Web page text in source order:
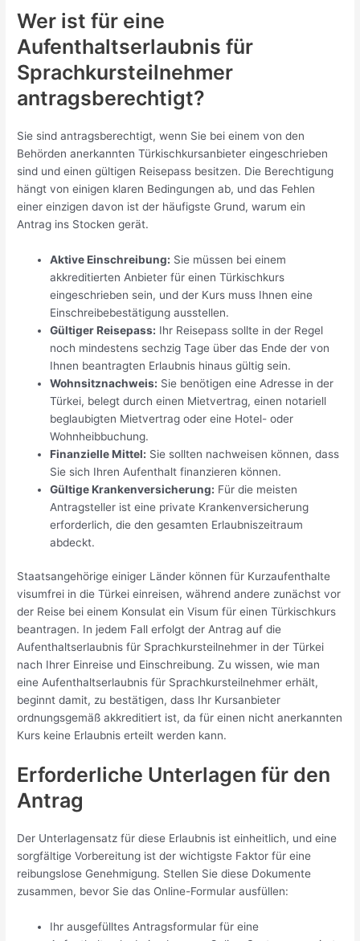
Wer ist für eine
Aufenthaltserlaubnis für
Sprachkursteilnehmer
antragsberechtigt?
Sie sind antragsberechtigt, wenn Sie bei einem von den
Behörden anerkannten Türkischkursanbieter eingeschrieben
sind und einen gültigen Reisepass besitzen. Die Berechtigung
hängt von einigen klaren Bedingungen ab, und das Fehlen
einer einzigen davon ist der häufigste Grund, warum ein
Antrag ins Stocken gerät.
Aktive Einschreibung: Sie müssen bei einem
akkreditierten Anbieter für einen Türkischkurs
eingeschrieben sein, und der Kurs muss Ihnen eine
Einschreibebestätigung ausstellen.
Gültiger Reisepass: Ihr Reisepass sollte in der Regel
noch mindestens sechzig Tage über das Ende der von
Ihnen beantragten Erlaubnis hinaus gültig sein.
Wohnsitznachweis: Sie benötigen eine Adresse in der
Türkei, belegt durch einen Mietvertrag, einen notariell
beglaubigten Mietvertrag oder eine Hotel- oder
Wohnheibbuchung.
Finanzielle Mittel: Sie sollten nachweisen können, dass
Sie sich Ihren Aufenthalt finanzieren können.
Gültige Krankenversicherung: Für die meisten
Antragsteller ist eine private Krankenversicherung
erforderlich, die den gesamten Erlaubniszeitraum
abdeckt.
Staatsangehörige einiger Länder können für Kurzaufenthalte
visumfrei in die Türkei einreisen, während andere zunächst vor
der Reise bei einem Konsulat ein Visum für einen Türkischkurs
beantragen. In jedem Fall erfolgt der Antrag auf die
Aufenthaltserlaubnis für Sprachkursteilnehmer in der Türkei
nach Ihrer Einreise und Einschreibung. Zu wissen, wie man
eine Aufenthaltserlaubnis für Sprachkursteilnehmer erhält,
beginnt damit, zu bestätigen, dass Ihr Kursanbieter
ordnungsgemäß akkreditiert ist, da für einen nicht anerkannten
Kurs keine Erlaubnis erteilt werden kann.
Erforderliche Unterlagen für den
Antrag
Der Unterlagensatz für diese Erlaubnis ist einheitlich, und eine
sorgfältige Vorbereitung ist der wichtigste Faktor für eine
reibungslose Genehmigung. Stellen Sie diese Dokumente
zusammen, bevor Sie das Online-Formular ausfüllen:
Ihr ausgefülltes Antragsformular für eine